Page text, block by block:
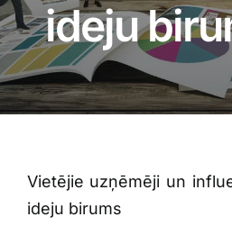
Blogs
Attēlu galerija
Par mums
ideju
Vietējie uzņēmēji un
ideju birums